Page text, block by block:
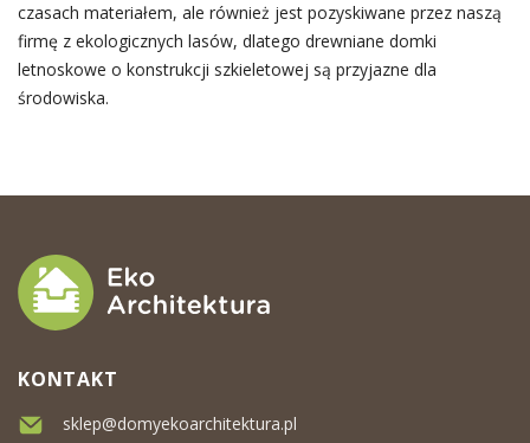
czasach materiałem, ale również jest pozyskiwane przez naszą
firmę z ekologicznych lasów, dlatego drewniane domki
letnoskowe o konstrukcji szkieletowej są przyjazne dla
środowiska.
KONTAKT
sklep@domyekoarchitektura.pl